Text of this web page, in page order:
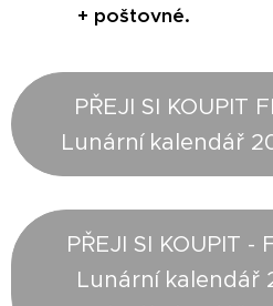
+ poštovné.
PŘEJI SI KOUPIT
Lunární kalendář
PŘEJI SI KOUPIT -
Lunární kalendář